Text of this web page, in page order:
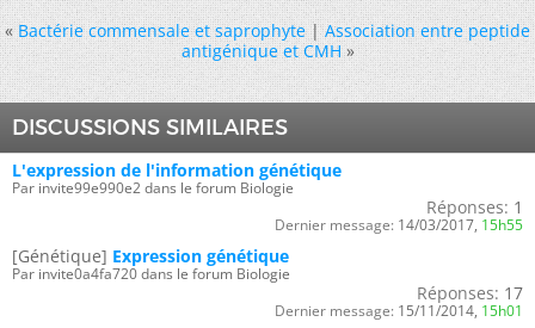
« Bactérie commensale et saprophyte|Association entre peptide
antigénique et CMH »
DISCUSSIONS SIMILAIRES
L'expression de l'information génétique
Par invite99e990e2 dans le forum Biologie
Réponses: 1
Dernier message: 14/03/2017, 15h55
[Génétique] Expression génétique
Par invite0a4fa720 dans le forum Biologie
Réponses: 17
Dernier message: 15/11/2014, 15h01